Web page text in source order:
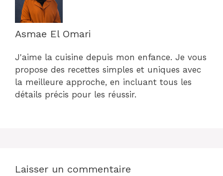
Asmae El Omari
J'aime la cuisine depuis mon enfance. Je vous
propose des recettes simples et uniques avec
la meilleure approche, en incluant tous les
détails précis pour les réussir.
Laisser un commentaire